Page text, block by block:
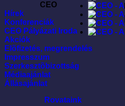
CEO
Hírek
Konferenciák
CEO Pályázati Iroda
Akciók
Elõfizetés, megrendelés
Impresszum
Szerkesztõbizottság
Médiaajánlat
Állásajánlat
Rovataink